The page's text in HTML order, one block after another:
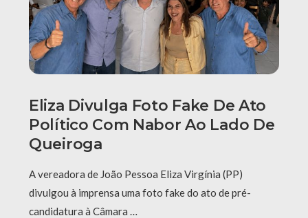
Eliza Divulga Foto Fake De Ato
Político Com Nabor Ao Lado De
Queiroga
A vereadora de João Pessoa Eliza Virgínia (PP)
divulgou à imprensa uma foto fake do ato de pré-
candidatura à Câmara …